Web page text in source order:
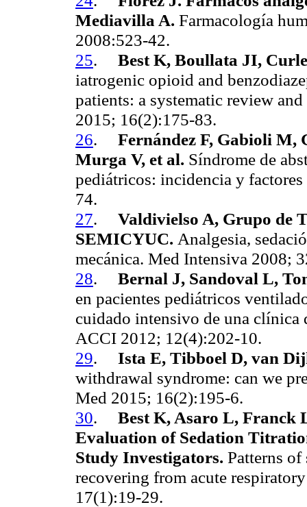
Mediavilla A. Farmacología
2008:523-42.
25.
Best K, Boullata JI,
iatrogenic opioid and
patients: a systematic review
2015; 16(2):175-83.
26.
Fernández F, Gabioli M,
Murga V, et al. Síndrome de
pediátricos: incidencia y
74.
27. Valdivielso A, Grupo de
SEMICYUC. Analgesia,
mecánica. Med Intensiva 2008;
28. Bernal J, Sandoval L,
en pacientes pediátricos
cuidado intensivo de una clínica
ACCI 2012; 12(4):202-10.
29.
Ista E, Tibboel D, van
withdrawal syndrome: can we
Med 2015; 16(2):195-6.
30.
Best K, Asaro L, Franck
Evaluation of Sedation
Study Investigators. Patterns
recovering from acute
17(1):19-29.